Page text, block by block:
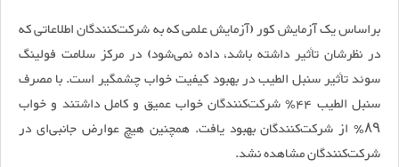
براساس یک آزمایش کور (آزمایش علمی که به شرکت‌کنندگان اطلاعاتی که
در نظرشان تأثیر داشته باشد، داده نمی‌شود) در مرکز سلامت فولینگ
سوئد تأثیر سنبل الطیب در بهبود کیفیت خواب چشمگیر است. با مصرف
سنبل الطیب ۴۴٪ شرکت‌کنندگان خواب عمیق و کامل داشتند و خواب
۸۹٪ از شرکت‌کنندگان بهبود یافت. همچنین هیچ عوارض جانبی‌ای در
شرکت‌کنندگان مشاهده نشد.